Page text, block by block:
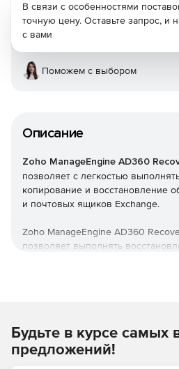
Описание
Zoho ManageEngine AD360
позволяет с легкостью
копирование и восстановление
и почтовых ящиков Exchange.
Zoho ManageEngine AD360
позволяет выполнять
ящиков, включая письма, события
В связи с особенностями
точную цену. Оставьте запрос, и
с вами
Поможем с выбором
Будьте в курсе самых
предложений!